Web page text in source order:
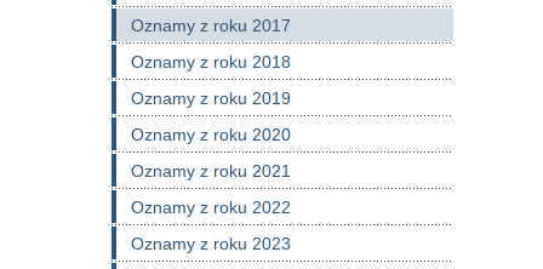
Oznamy z roku 2017
Oznamy z roku 2018
Oznamy z roku 2019
Oznamy z roku 2020
Oznamy z roku 2021
Oznamy z roku 2022
Oznamy z roku 2023